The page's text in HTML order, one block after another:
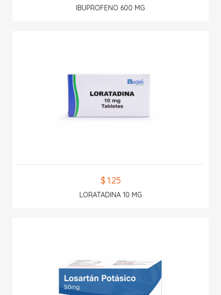
IBUPROFENO 600 MG
$ 1.25
LORATADINA 10 MG